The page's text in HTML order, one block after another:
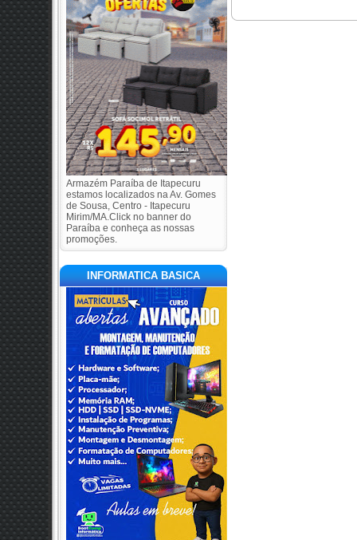
Armazém Paraíba de Itapecuru
estamos localizados na Av. Gomes
de Sousa, Centro - Itapecuru
Mirim/MA.Click no banner do
Paraíba e conheça as nossas
promoções.
INFORMATICA BASICA